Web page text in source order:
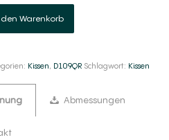
Warenkorb
Kissen, D109QR Schlagwort: Kissen
Abmessungen